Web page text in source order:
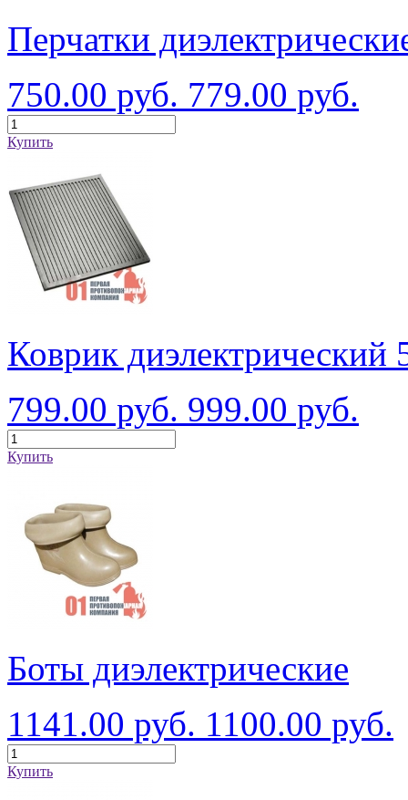
Перчатки
750.00 руб. 779.00 руб.
Купить
Коврик диэлектрический
799.00 руб. 999.00 руб.
Купить
Боты диэлектрические
1141.00 руб. 1100.00 руб.
Купить